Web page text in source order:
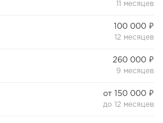
11 месяцев
100 000 ₽
12 месяцев
260 000 ₽
9 месяцев
от 150 000 ₽
до 12 месяцев